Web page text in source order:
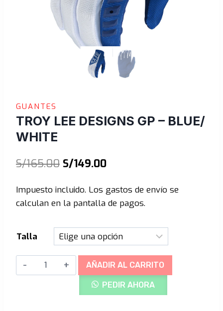
GUANTES
TROY LEE DESIGNS GP – BLUE/
WHITE
S/165.00 El
original
S/165.00.
S/149.00El
actual
S/149.00.
Impuesto incluido. Los gastos de envío se
calculan en la pantalla de pagos.
Talla
Troy
Lee
AÑADIR AL CARRITO
PEDIR AHORA